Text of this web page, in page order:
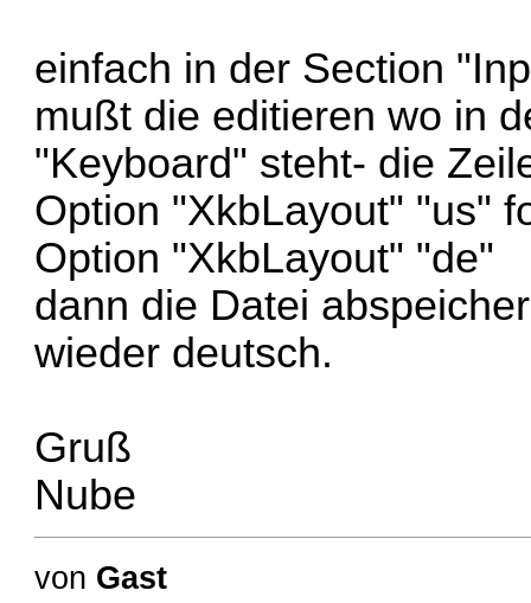
einfach in der Section
mußt die editieren wo in
"Keyboard" steht- die
Option "XkbLayout" "us"
Option "XkbLayout" "de"
dann die Datei
wieder deutsch.
Gruß
Nube
von Gast